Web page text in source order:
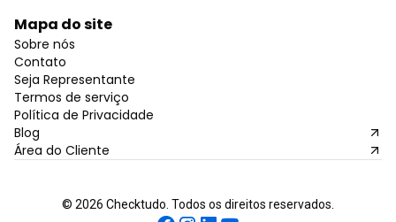
Mapa do site
Sobre nós
Contato
Seja Representante
Termos de serviço
Política de Privacidade
Blog
Área do Cliente
© 2026 Checktudo. Todos os direitos reservados.